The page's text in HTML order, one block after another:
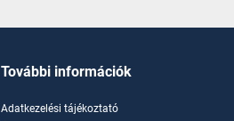
További információk
Adatkezelési tájékoztató